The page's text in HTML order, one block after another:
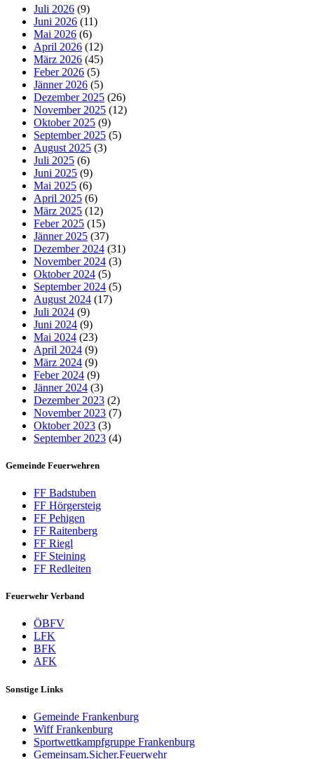
Juli 2026 (9)
Juni 2026 (11)
Mai 2026 (6)
April 2026 (12)
März 2026 (45)
Feber 2026 (5)
Jänner 2026 (5)
Dezember 2025 (26)
November 2025 (12)
Oktober 2025 (9)
September 2025 (5)
August 2025 (3)
Juli 2025 (6)
Juni 2025 (9)
Mai 2025 (6)
April 2025 (6)
März 2025 (12)
Feber 2025 (15)
Jänner 2025 (37)
Dezember 2024 (31)
November 2024 (3)
Oktober 2024 (5)
September 2024 (5)
August 2024 (17)
Juli 2024 (9)
Juni 2024 (9)
Mai 2024 (23)
April 2024 (9)
März 2024 (9)
Feber 2024 (9)
Jänner 2024 (3)
Dezember 2023 (2)
November 2023 (7)
Oktober 2023 (3)
September 2023 (4)
Gemeinde Feuerwehren
FF Badstuben
FF Hörgersteig
FF Pehigen
FF Raitenberg
FF Riegl
FF Steining
FF Redleiten
Feuerwehr Verband
ÖBFV
LFK
BFK
AFK
Sonstige Links
Gemeinde Frankenburg
Wiff Frankenburg
Sportwettkampfgruppe Frankenburg
Gemeinsam.Sicher.Feuerwehr